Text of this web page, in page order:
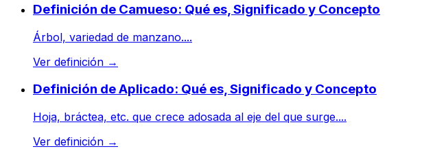
Definición de Camueso: Qué es, Significado y Concepto
Árbol, variedad de manzano....
Ver definición →
Definición de Aplicado: Qué es, Significado y Concepto
Hoja, bráctea, etc. que crece adosada al eje del que surge....
Ver definición →